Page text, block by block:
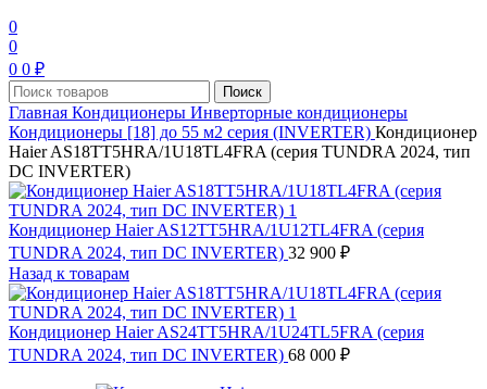
0
0
0 0 ₽
Поиск
Главная Кондиционеры Инверторные кондиционеры
Кондиционеры [18] до 55 м2 серия (INVERTER) Кондиционер
Haier AS18TT5HRA/1U18TL4FRA (серия TUNDRA 2024, тип
DC INVERTER)
Кондиционер Haier AS12TT5HRA/1U12TL4FRA (серия
TUNDRA 2024, тип DC INVERTER) 32 900 ₽
Назад к товарам
Кондиционер Haier AS24TT5HRA/1U24TL5FRA (серия
TUNDRA 2024, тип DC INVERTER) 68 000 ₽